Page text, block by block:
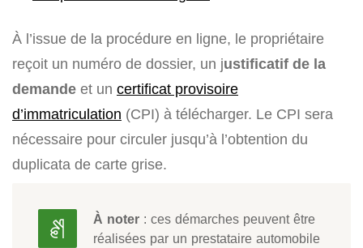
À l’issue de la procédure en ligne, le propriétaire
reçoit un numéro de dossier, un justificatif de la
demande et un certificat provisoire
d’immatriculation (CPI) à télécharger. Le CPI sera
nécessaire pour circuler jusqu’à l’obtention du
duplicata de carte grise.
À noter : ces démarches peuvent être
réalisées par un prestataire automobile